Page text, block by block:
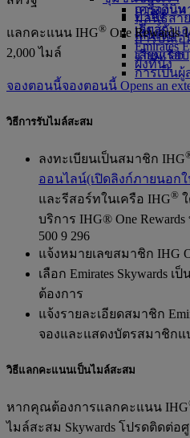
เครื่องบิน
เรตส์
Emirates
ผังที่นั่ง
มูลนิธิสา
การบินเอ
a new tab
การเป็น
ดานัง
เสินเจิ้น
เสียมเรียบ
การเดิน
เกี่ยวกับเ
แลกคะแนน IHG® One
2,000 ไมล์
จองตอนนี้จองตอนนี้ Opens an
วิธีการรับไมล์สะสม
ลงทะเบียนเป็นสมาชิก IHG
ออนไลน์(เปิดลิงก์ภายนอก
และรีสอร์ทในเครือ IHG®
บริการ IHG® One
500 9 296
แจ้งหมายเลขสมาชิก IHG
เลือก Emirates
ต้องการ
แจ้งรายละเอียดสมาชิก
จองและแสดงบัตรสมาชิก
วิธีแลกคะแนนเป็นไมล์สะสม
หากคุณต้องการแลกคะแนน IHG
ไมล์สะสม Skywards โปรดติดต่อ